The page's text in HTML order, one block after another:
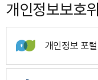
개인정보보호
개인정보 포털